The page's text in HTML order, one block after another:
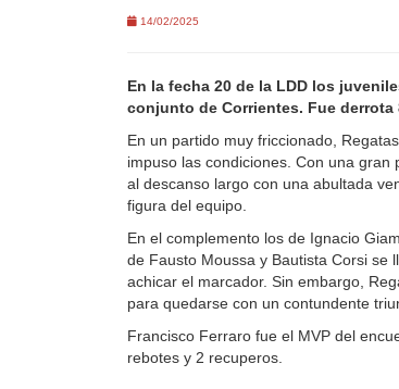
14/02/2025
En la fecha 20 de la LDD los
conjunto de Corrientes. Fue derrota
En un partido muy friccionado,
impuso las condiciones. Con una
al descanso largo con una abultada
figura del equipo.
En el complemento los de Ignacio
de Fausto Moussa y Bautista Corsi se
achicar el marcador. Sin embargo,
para quedarse con un contundente
Francisco Ferraro fue el MVP del
rebotes y 2 recuperos.